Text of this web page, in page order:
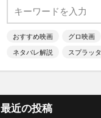
おすすめ映画 グロ映画
ネタバレ解説
スプラッタ
最近の投稿